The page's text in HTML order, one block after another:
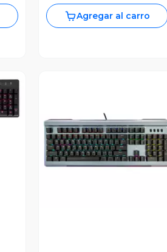
Agregar al carro
Vista Previa